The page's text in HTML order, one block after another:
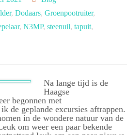
, Dodaars, Groenpootruiter,
, N3MP, steenuil, tapuit,
Na lange tijd is de
Haagse
begonnen met
de geplande excursies aftrappen.
in de wondere natuur van de
om weer een paar bekende